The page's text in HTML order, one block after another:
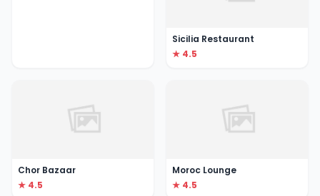
Sicilia Restaurant
★ 4.5
Chor Bazaar
★ 4.5
Moroc Lounge
★ 4.5